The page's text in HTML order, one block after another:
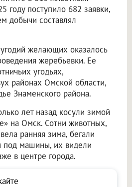
году поступило 682 заявки,
добычи составлял
желающих оказалось
жеребьевки. Ее
угодьях,
районах Омской области,
Знаменского района.
лет назад косули зимой
на Омск. Сотни животных,
ранняя зима, бегали
под машины, их видели
в центре города.